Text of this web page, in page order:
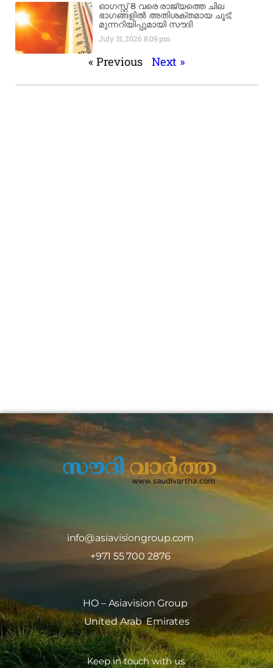
ഓഗസ്റ്റ് 8 വരെ രാജ്യത്തെ ചില
ഭാഗങ്ങളിൽ അതിശക്തമായ ചൂട്;
മുന്നറിയിപ്പുമായി സൗദി
July 31, 2026 8:09 pm
« Previous Next »
info@asiavisiongroup.com
+971 55 700 2876
HO – Asiavision Group
United Arab Emirates
Keep in touch with us.